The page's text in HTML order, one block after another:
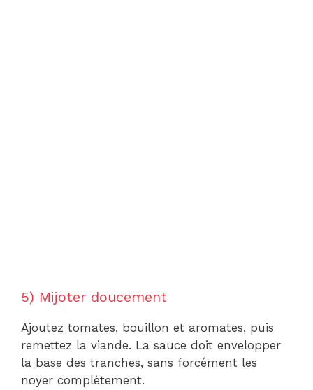
5) Mijoter doucement
Ajoutez tomates, bouillon et aromates, puis
remettez la viande. La sauce doit envelopper
la base des tranches, sans forcément les
noyer complètement.